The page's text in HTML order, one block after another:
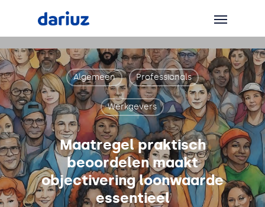
Algemeen Professionals
Werkgevers
Maatregel praktisch
beoordelen maakt
objectivering loonwaarde
essentieel